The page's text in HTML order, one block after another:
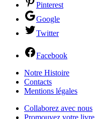
Pinterest
Google
Twitter
Facebook
Notre Histoire
Contacts
Mentions légales
Collaborez avec nous